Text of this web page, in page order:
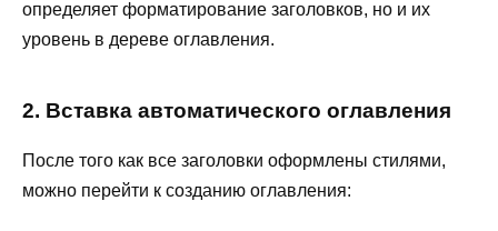
определяет форматирование заголовков, но и их
уровень в дереве оглавления.
2. Вставка автоматического оглавления
После того как все заголовки оформлены стилями,
можно перейти к созданию оглавления: